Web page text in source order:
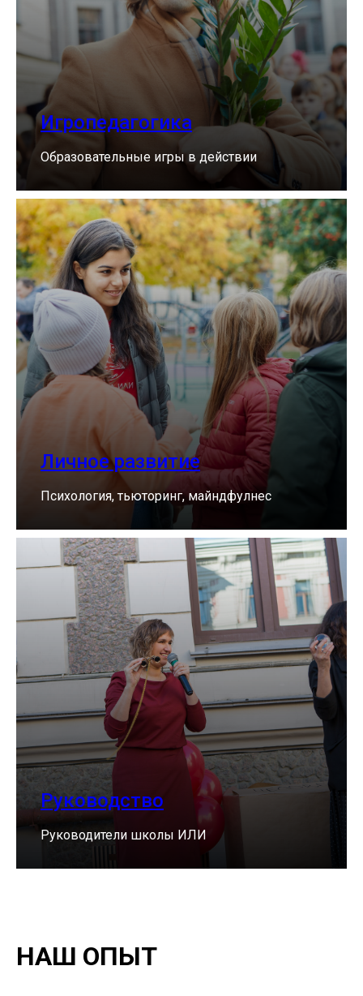
Игропедагогика
Образовательные игры в действии
Личное развитие
Психология, тьюторинг, майндфулнес
Руководство
Руководители школы ИЛИ
НАШ ОПЫТ